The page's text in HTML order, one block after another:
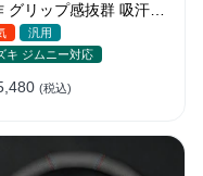
グリップ感抜群 吸汗速
エード ナパレザー 通年
37~38CM
汎用
キ ジムニー対応
(税込)